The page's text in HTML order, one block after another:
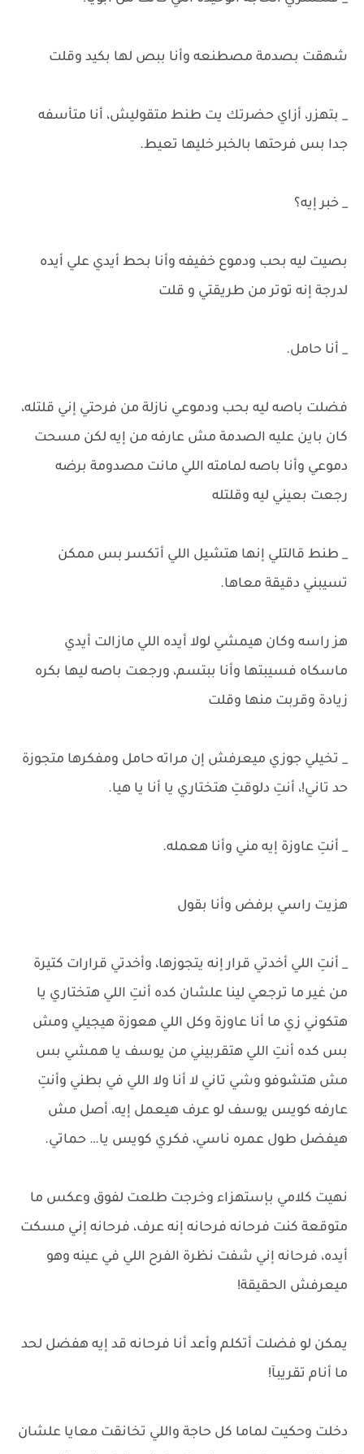
شهقت بصدمة مصطنعه وأنا ببص لها بكيد وقلت
_ بتهزر، أزاي حضرتك يت طنط متقوليش، أنا متأسفه
جدا بس فرحتها بالخبر خليها تعيط.
_ خبر إيه؟
بصيت ليه بحب ودموع خفيفه وأنا بحط أيدي علي أيده
لدرجة إنه توتر من طريقتي و قلت
_ أنا حامل.
فضلت باصه ليه بحب ودموعي نازلة من فرحتي إني قلتله،
كان باين عليه الصدمة مش عارفه من إيه لكن مسحت
دموعي وأنا باصه لمامته اللي مانت مصدومة برضه
رجعت بعيني ليه وقلتله
_ طنط قالتلي إنها هتشيل اللي أتكسر بس ممكن
تسيبني دقيقة معاها.
هز راسه وكان هيمشي لولا أيده اللي مازالت أيدي
ماسكاه فسيبتها وأنا ببتسم، ورجعت باصه ليها بكره
زيادة وقربت منها وقلت
_ تخيلي جوزي ميعرفش إن مراته حامل ومفكرها متجوزة
حد تاني!، أنتِ دلوقتِ هتختاري يا أنا يا هيا.
_ أنتِ عاوزة إيه مني وأنا هعمله.
هزيت راسي برفض وأنا بقول
_ أنتِ اللي أخدتي قرار إنه يتجوزها، وأخدتي قرارات كتيرة
من غير ما ترجعي لينا علشان كده أنتِ اللي هتختاري يا
هتكوني زي ما أنا عاوزة وكل اللي هعوزة هيجيلي ومش
بس كده أنتِ اللي هتقربيني من يوسف يا همشي بس
مش هتشوفو وشي تاني لا أنا ولا اللي في بطني وأنتِ
عارفه كويس يوسف لو عرف هيعمل إيه، أصل مش
هيفضل طول عمره ناسي، فكري كويس يا… حماتي.
نهيت كلامي بإستهزاء وخرجت طلعت لفوق وعكس ما
متوقعة كنت فرحانه فرحانه إنه عرف، فرحانه إني مسكت
أيده، فرحانه إني شفت نظرة الفرح اللي في عينه وهو
ميعرفش الحقيقة!
يمكن لو فضلت أتكلم وأعد أنا فرحانه قد إيه هفضل لحد
ما أنام تقريبآ!
دخلت وحكيت لماما كل حاجة واللي تخانقت معايا علشان